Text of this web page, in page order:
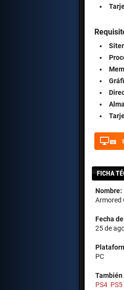
FICHA
Nombre:
Armored
Fecha
25 de
PC
PS4 PS5